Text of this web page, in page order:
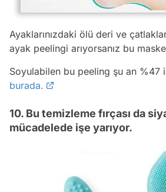
Ayaklarınızdaki ölü deri ve
ayak peelingi arıyorsanız bu
Soyulabilen bu peeling şu an %47
burada.
10. Bu temizleme fırçası da
mücadelede işe yarıyor.